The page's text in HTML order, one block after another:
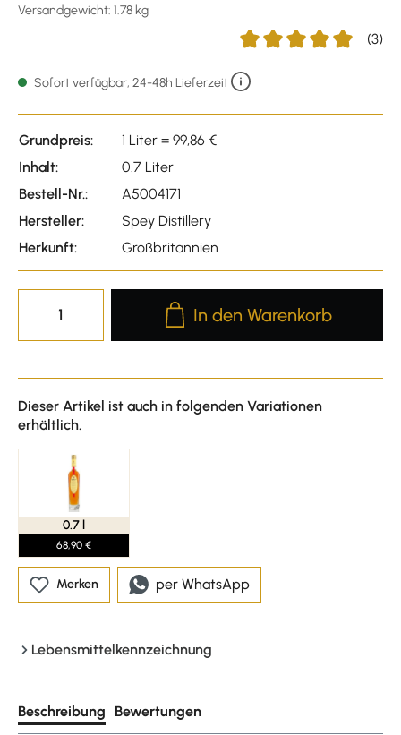
Versandgewicht: 1.78 kg
(3)
Sofort verfügbar, 24-48h Lieferzeit
Grundpreis:
1 Liter = 99,86 €
Inhalt:
0.7 Liter
Bestell-Nr.:
A5004171
Hersteller:
Spey Distillery
Herkunft:
Großbritannien
Produkt Anzahl: Gib den
In den Warenkorb
Dieser Artikel ist auch in folgenden Variationen
erhältlich.
0.7 l
68,90 €
Merken per WhatsApp
Lebensmittelkennzeichnung
Beschreibung Bewertungen